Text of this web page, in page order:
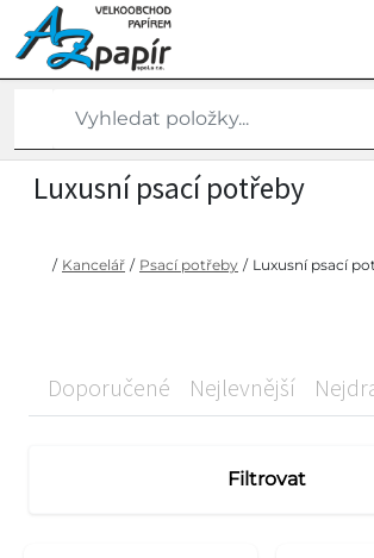
Luxusní psací potřeby
/ Kancelář / Psací potřeby / Luxusní psací
Doporučené Nejlevnější
Filtrovat